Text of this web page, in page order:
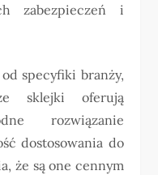
zabezpieczeń i
specyfiki branży,
sklejki oferują
rozwiązanie
dostosowania do
że są one cennym